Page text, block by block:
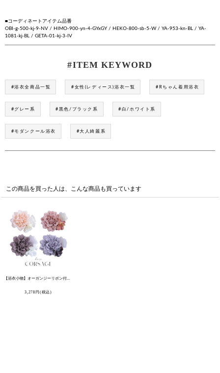
■コーディネートアイテム品番
OBI-g-500-kj-9-NV / HIMO-900-yn-4-GYxGY / HEKO-800-sb-5-W / YA-953-kn-BL / YA-
1081-kj-BL / GETA-01-kj-3-IV
#ITEM KEYWORD
#浴衣全商品一覧 #女性(レディース)浴衣一覧 #Rちゃん着用浴衣
#グレー系 #黒色/ブラック系 #白/ホワイト系
#モダンクール浴衣 #大人綺麗系
この商品を買った人は、こんな商品も買っています
【浴衣小物】オーガンジーリボン付き小花コサージュ【4カラー】[OF04]
3,278 円 (税込)